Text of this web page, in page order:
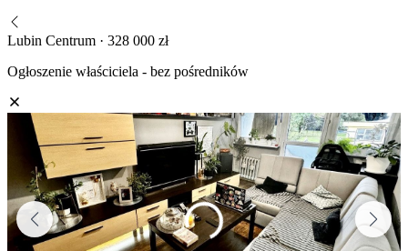
Lubin Centrum · 328 000 zł
Ogłoszenie właściciela - bez pośredników